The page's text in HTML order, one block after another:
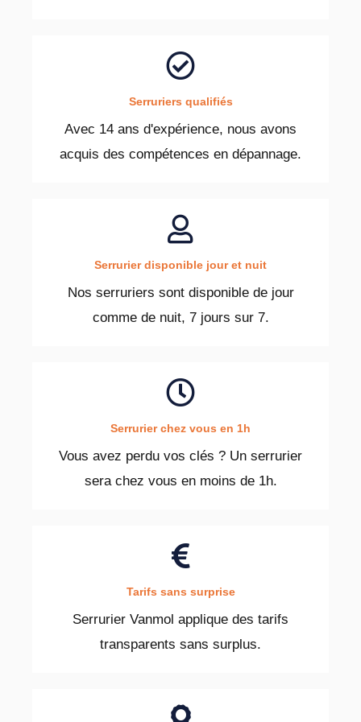
Serruriers qualifiés
Avec 14 ans d'expérience, nous avons
acquis des compétences en dépannage.
Serrurier disponible jour et nuit
Nos serruriers sont disponible de jour
comme de nuit, 7 jours sur 7.
Serrurier chez vous en 1h
Vous avez perdu vos clés ? Un serrurier
sera chez vous en moins de 1h.
Tarifs sans surprise
Serrurier Vanmol applique des tarifs
transparents sans surplus.